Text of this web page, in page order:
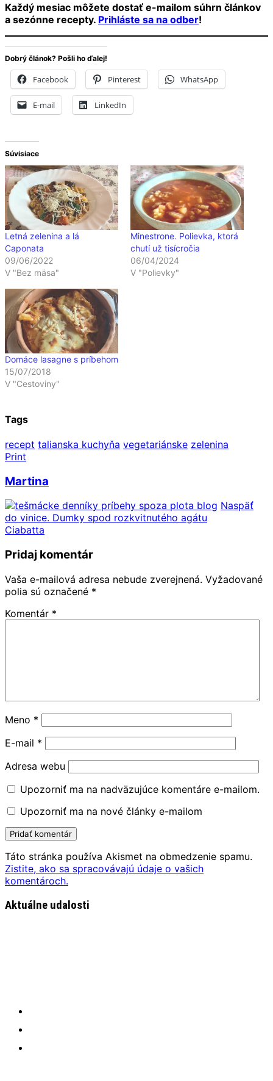
Každý mesiac môžete dostať e-mailom súhrn článkov
a sezónne recepty. Prihláste sa na odber!
Dobrý článok? Pošli ho ďalej!
Facebook Pinterest WhatsApp
E-mail LinkedIn
Súvisiace
Letná zelenina a lá
Caponata
09/06/2022
V "Bez mäsa"
Minestrone. Polievka, ktorá
chutí už tisícročia
06/04/2024
V "Polievky"
Domáce lasagne s príbehom
15/07/2018
V "Cestoviny"
Tags
recept talianska kuchyňa vegetariánske zelenina
Print
Martina
Naspäť
do vinice. Dumky spod rozkvitnutého agátu
Ciabatta
Pridaj komentár
Vaša e-mailová adresa nebude zverejnená. Vyžadované
polia sú označené *
Komentár *
Meno *
E-mail *
Adresa webu
Upozorniť ma na nadväzujúce komentáre e-mailom.
Upozorniť ma na nové články e-mailom
Táto stránka používa Akismet na obmedzenie spamu.
Zistite, ako sa spracovávajú údaje o vašich
komentároch.
Aktuálne udalosti